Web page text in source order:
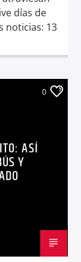
días de
noticias: 13
0
ASÍ
Y